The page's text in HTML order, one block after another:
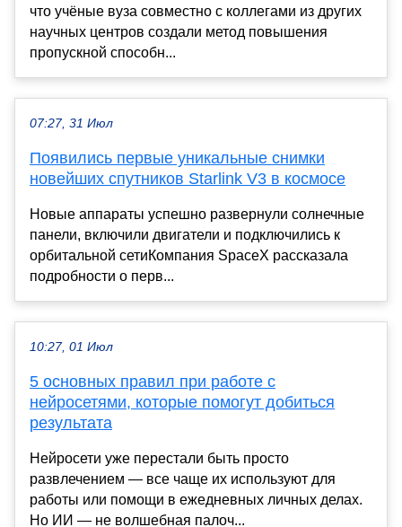
что учёные вуза совместно с коллегами из других
научных центров создали метод повышения
пропускной способн...
07:27, 31 Июл
Появились первые уникальные снимки
новейших спутников Starlink V3 в космосе
Новые аппараты успешно развернули солнечные
панели, включили двигатели и подключились к
орбитальной сетиКомпания SpaceX рассказала
подробности о перв...
10:27, 01 Июл
5 основных правил при работе с
нейросетями, которые помогут добиться
результата
Нейросети уже перестали быть просто
развлечением — все чаще их используют для
работы или помощи в ежедневных личных делах.
Но ИИ — не волшебная палоч...